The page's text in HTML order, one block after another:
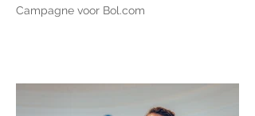
Campagne voor Bol.com